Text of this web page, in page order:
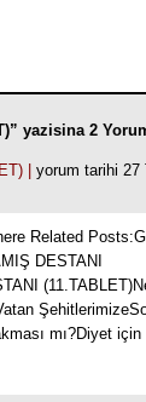
yazisina 2
|
yorum tarihi 27
Related
DESTANI
mı?Diyet